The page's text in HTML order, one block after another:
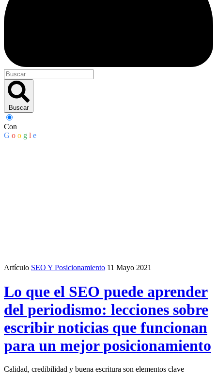
Buscar
Con
G o o g l e
Artículo SEO Y Posicionamiento 11 Mayo 2021
Lo que el SEO puede aprender
del periodismo: lecciones sobre
escribir noticias que funcionan
para un mejor posicionamiento
Calidad, credibilidad y buena escritura son elementos clave